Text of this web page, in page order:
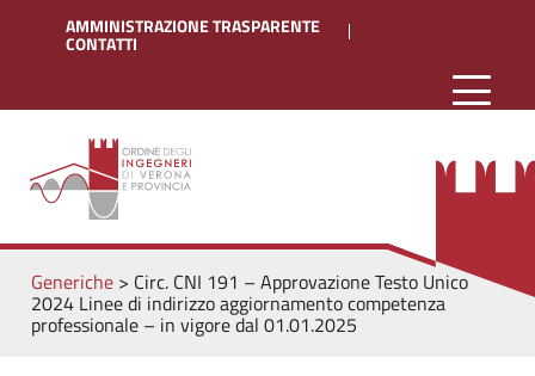
AMMINISTRAZIONE TRASPARENTE
CONTATTI
Generiche> Circ. CNI 191 – Approvazione Testo Unico
2024 Linee di indirizzo aggiornamento competenza
professionale – in vigore dal 01.01.2025